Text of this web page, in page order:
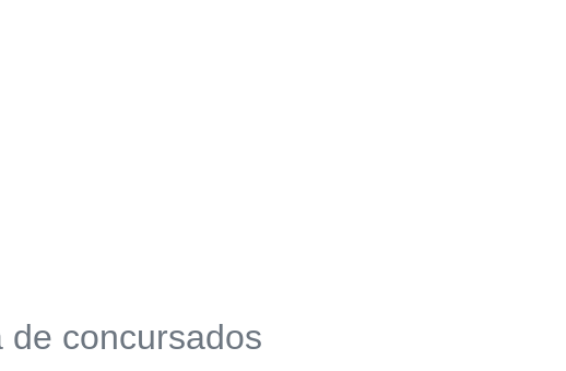
de concursados